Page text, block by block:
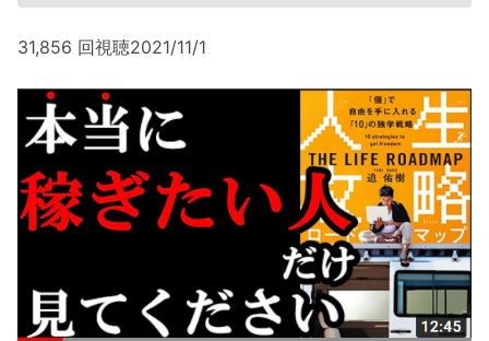
31,856 回視聴2021/11/1